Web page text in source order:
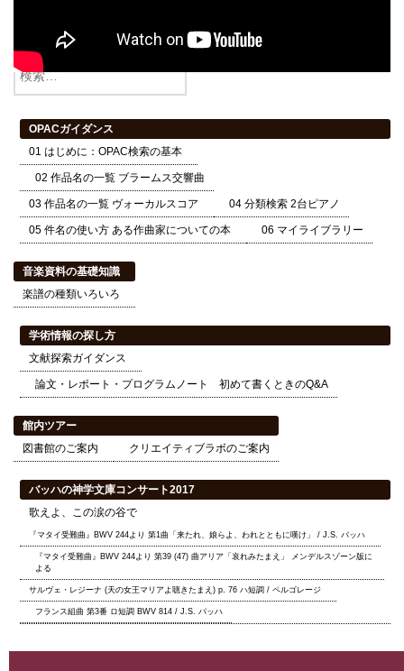
OPACガイダンス
01 はじめに：OPAC検索の基本
02 作品名の一覧 ブラームス交響曲
03 作品名の一覧 ヴォーカルスコア 04 分類検索 2台ピアノ
05 件名の使い方 ある作曲家についての本 06 マイライブラリー
音楽資料の基礎知識
楽譜の種類いろいろ
学術情報の探し方
文献探索ガイダンス
論文・レポート・プログラムノート 初めて書くときのQ&A
館内ツアー
図書館のご案内
クリエイティブラボのご案内
バッハの神学文庫コンサート2017
歌えよ、この涙の谷で
『マタイ受難曲』BWV 244より 第1曲「来たれ、娘らよ、われとともに嘆け」 / J.S. バッハ
『マタイ受難曲』BWV 244より 第39 (47) 曲アリア「哀れみたまえ」 メンデルスゾーン版に
よる
サルヴェ・レジーナ (天の女王マリアよ聴きたまえ) p. 76 ハ短調 / ペルゴレージ
フランス組曲 第3番 ロ短調 BWV 814 / J.S. バッハ